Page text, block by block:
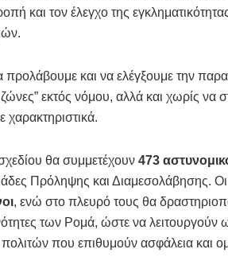
και τον έλεγχο της
προλάβουμε και να ελέγξουμε την
ζώνες” εκτός νόμου, αλλά και χωρίς να
χαρακτηριστικά.
θα συμμετέχουν 473
Πρόληψης και Διαμεσολάβησης. Οι
, ενώ στο πλευρό τους θα
των Ρομά, ώστε να λειτουργούν
που επιθυμούν ασφάλεια και